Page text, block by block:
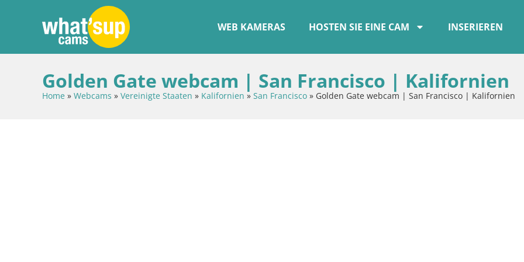
WEB KAMERAS HOSTEN SIE EINE CAM INSERIEREN
Golden Gate webcam | San Francisco | Kalifornien
Home » Webcams » Vereinigte Staaten » Kalifornien » San Francisco » Golden Gate webcam | San Francisco | Kalifornien